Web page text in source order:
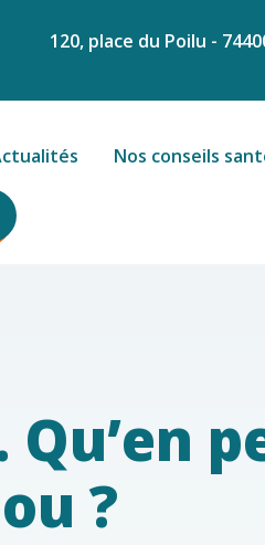
120, place du Poilu -
Nos conseils
?